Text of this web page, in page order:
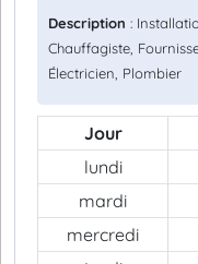
Description :
Chauffagiste,
Électricien, Plombier
Jour
lundi
mardi
mercredi